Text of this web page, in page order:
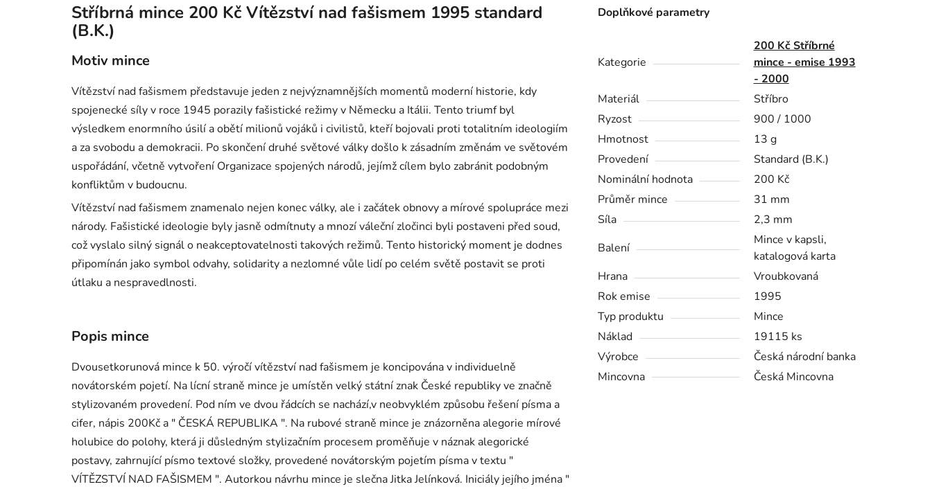
Stříbrná mince 200 Kč Vítězství nad fašismem 1995 standard
(B.K.)
Motiv mince
Vítězství nad fašismem představuje jeden z nejvýznamnějších momentů moderní historie, kdy
spojenecké síly v roce 1945 porazily fašistické režimy v Německu a Itálii. Tento triumf byl
výsledkem enormního úsilí a obětí milionů vojáků i civilistů, kteří bojovali proti totalitním ideologiím
a za svobodu a demokracii. Po skončení druhé světové války došlo k zásadním změnám ve světovém
uspořádání, včetně vytvoření Organizace spojených národů, jejímž cílem bylo zabránit podobným
konfliktům v budoucnu.
Vítězství nad fašismem znamenalo nejen konec války, ale i začátek obnovy a mírové spolupráce mezi
národy. Fašistické ideologie byly jasně odmítnuty a mnozí váleční zločinci byli postaveni před soud,
což vyslalo silný signál o neakceptovatelnosti takových režimů. Tento historický moment je dodnes
připomínán jako symbol odvahy, solidarity a nezlomné vůle lidí po celém světě postavit se proti
útlaku a nespravedlnosti.
Popis mince
Dvousetkorunová mince k 50. výročí vítězství nad fašismem je koncipována v individuelně
novátorském pojetí. Na lícní straně mince je umístěn velký státní znak České republiky ve značně
stylizovaném provedení. Pod ním ve dvou řádcích se nachází,v neobvyklém způsobu řešení písma a
cifer, nápis 200Kč a " ČESKÁ REPUBLIKA ". Na rubové straně mince je znázorněna alegorie mírové
holubice do polohy, která ji důsledným stylizačním procesem proměňuje v náznak alegorické
postavy, zahrnující písmo textové složky, provedené novátorským pojetím písma v textu "
VÍTĚZSTVÍ NAD FAŠISMEM ". Autorkou návrhu mince je slečna Jitka Jelínková. Iniciály jejího jména "
Doplňkové parametry
Kategorie
200 Kč Stříbrné
mince - emise 1993
- 2000
Materiál
Stříbro
Ryzost
900 / 1000
Hmotnost
13 g
Provedení
Standard (B.K.)
Nominální hodnota
200 Kč
Průměr mince
31 mm
Síla
2,3 mm
Balení
Mince v kapsli,
katalogová karta
Hrana
Vroubkovaná
Rok emise
1995
Typ produktu
Mince
Náklad
19115 ks
Výrobce
Česká národní banka
Mincovna
Česká Mincovna